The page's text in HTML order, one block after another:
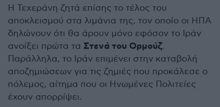
Η Τεχεράνη ζητά επίσης το τέλος του
αποκλεισμού στα λιμάνια της, τον οποίο οι ΗΠΑ
δηλώνουν ότι θα άρουν μόνο εφόσον το Ιράν
ανοίξει πρώτα τα Στενά του Ορμούζ.
Παράλληλα, το Ιράν επιμένει στην καταβολή
αποζημιώσεων για τις ζημιές που προκάλεσε ο
πόλεμος, αίτημα που οι Ηνωμένες Πολιτείες
έχουν απορρίψει.